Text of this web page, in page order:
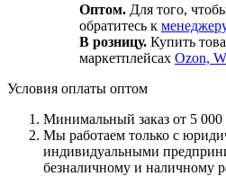
Оптом. Для того,
обратитесь к
В розницу. Купить
маркетплейсах Ozon,
Условия оплаты оптом
Минимальный заказ от 5 000
Мы работаем только с
индивидуальными
безналичному и наличному